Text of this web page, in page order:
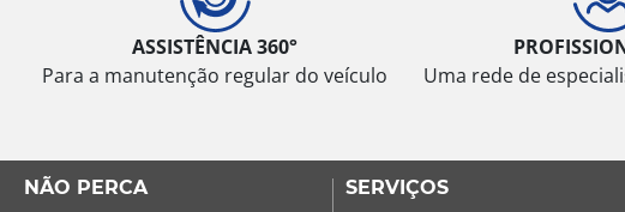
ASSISTÊNCIA 360°
Para a manutenção regular do veículo
Uma rede de
NÃO PERCA
SERVIÇOS